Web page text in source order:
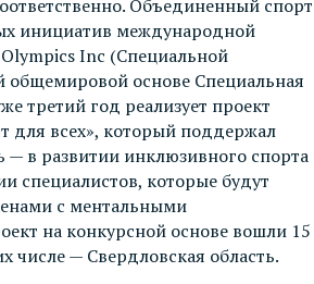
Объединенный спорт
инициатив международной
Inc (Специальной
основе Специальная
третий год реализует проект
для всех», который поддержал
— в развитии инклюзивного спорта
специалистов, которые будут
с ментальными
на конкурсной основе вошли 15
числе — Свердловская область.